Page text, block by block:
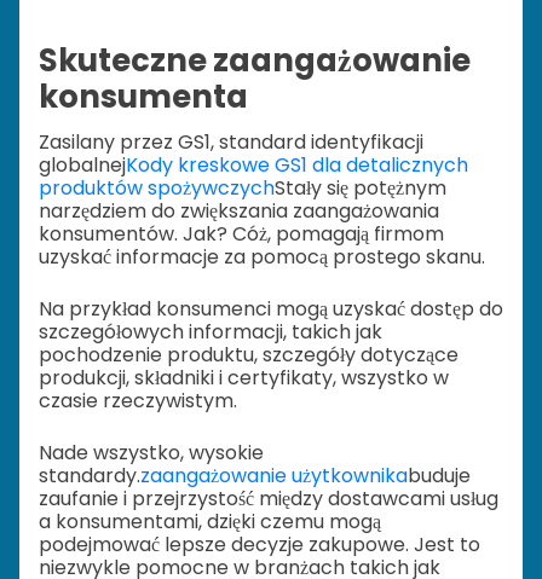
Skuteczne zaangażowanie
konsumenta
Zasilany przez GS1, standard identyfikacji
globalnejKody kreskowe GS1 dla detalicznych
produktów spożywczychStały się potężnym
narzędziem do zwiększania zaangażowania
konsumentów. Jak? Cóż, pomagają firmom
uzyskać informacje za pomocą prostego skanu.
Na przykład konsumenci mogą uzyskać dostęp do
szczegółowych informacji, takich jak
pochodzenie produktu, szczegóły dotyczące
produkcji, składniki i certyfikaty, wszystko w
czasie rzeczywistym.
Nade wszystko, wysokie
standardy.zaangażowanie użytkownikabuduje
zaufanie i przejrzystość między dostawcami usług
a konsumentami, dzięki czemu mogą
podejmować lepsze decyzje zakupowe. Jest to
niezwykle pomocne w branżach takich jak